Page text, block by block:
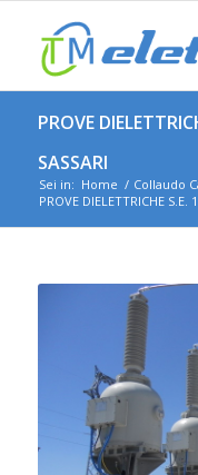
PROVE
SASSARI
Sei in: Home / Collaudo
PROVE DIELETTRICHE S.E.